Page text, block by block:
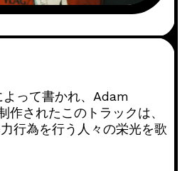
って書かれ、Adam
されたこのトラックは、
行為を行う人々の栄光を歌